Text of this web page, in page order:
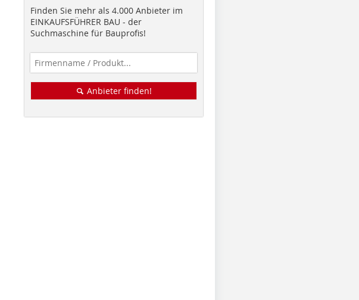
Finden Sie mehr als 4.000 Anbieter im
EINKAUFSFÜHRER BAU - der
Suchmaschine für Bauprofis!
Anbieter finden!